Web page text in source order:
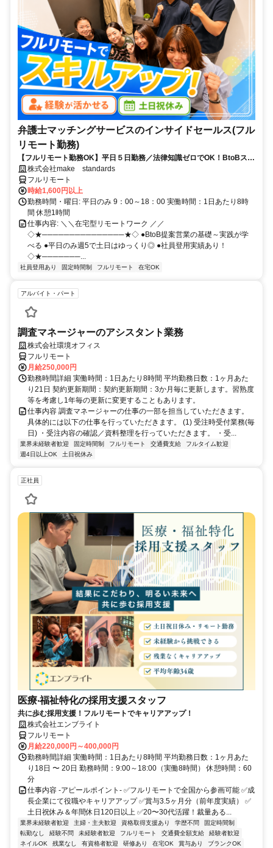
弁護士マッチングサービスのインサイドセールス(フル
リモート勤務)
【フルリモート勤務OK】平日５日勤務／法律知識ゼロでOK！BtoBスキ
ルが身につく営業職
株式会社make standards
フルリモート
時給1,600円以上
勤務時間・曜日: 平日のみ 9：00～18：00 実働時間：1日あたり8時
間 休憩1時間
仕事内容: ＼＼在宅型リモートワーク ／／
◇★───────────────★◇ ●BtoB提案営業の基礎～実践が学
べる ●平日のみ週5で土日はゆっくり◎ ●社員登用実績あり！
◇★───────...
社員登用あり 固定時間制 フルリモート 在宅OK
アルバイト・パート
調査マネージャーのアシスタント業務
株式会社環境オフィス
フルリモート
月給250,000円
勤務時間詳細 実働時間：1日あたり8時間 平均勤務日数：1ヶ月あた
り21日 契約更新期間：契約更新期間：3か月毎に更新します。習熟度
等を考慮し1年毎の更新に変更することもあります。
仕事内容 調査マネージャーの仕事の一部を担当していただきます。
具体的には以下の仕事を行っていただきます。 (1) 受注時受付業務(毎
日) ・受注内容の確認／資料整理を行っていただきます。 ・受...
業界未経験者歓迎 固定時間制 フルリモート 交通費支給
フルタイム歓迎
週4日以上OK
土日祝休み
正社員
医療‧福祉特化の採用支援スタッフ
共に歩む採用支援！フルリモートでキャリアアップ！
株式会社エンブライト
フルリモート
月給220,000円～400,000円
勤務時間詳細 実働時間：1日あたり8時間 平均勤務日数：1ヶ月あた
り18日 〜 20日 勤務時間：9:00～18:00（実働8時間） 休憩時間：60
分
仕事内容 -アピールポイント- ✅フルリモートで全国から参画可能 ✅成
長企業にて役職やキャリアアップ ✅賞与3.5ヶ月分（前年度実績） ✅
土日祝休み＆年間休日120日以上 ✅20〜30代活躍！裁量ある...
業界未経験者歓迎 主婦・主夫歓迎 資格取得支援あり 学歴不問
固定時間制
転勤なし
経験不問 未経験者歓迎 フルリモート 交通費全額支給
経験者歓迎
ネイルOK
残業なし 有資格者歓迎 研修あり 在宅OK 賞与あり
ブランクOK